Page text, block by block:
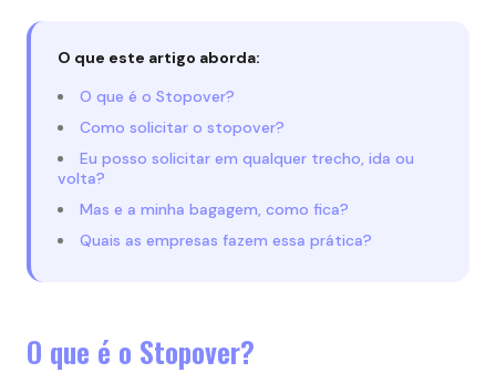
O que este artigo aborda:
O que é o Stopover?
Como solicitar o stopover?
Eu posso solicitar em qualquer trecho, ida ou
volta?
Mas e a minha bagagem, como fica?
Quais as empresas fazem essa prática?
O que é o Stopover?